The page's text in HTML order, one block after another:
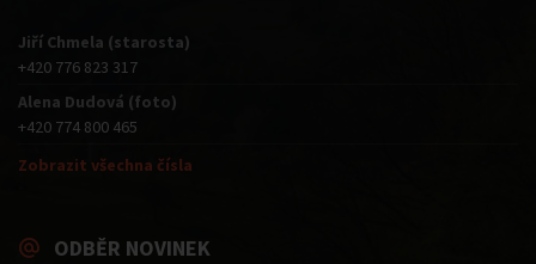
Jiří Chmela (starosta)
+420 776 823 317
Alena Dudová (foto)
+420 774 800 465
Zobrazit všechna čísla
ODBĚR NOVINEK